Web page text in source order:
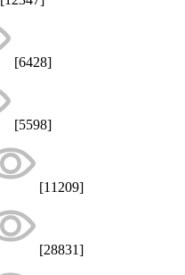
[6428]
[5598]
[11209]
[28831]